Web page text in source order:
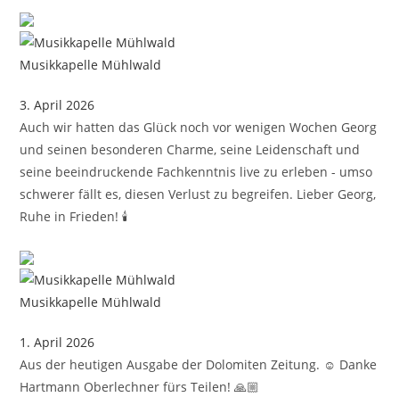
Musikkapelle Mühlwald
3. April 2026
Auch wir hatten das Glück noch vor wenigen Wochen Georg
und seinen besonderen Charme, seine Leidenschaft und
seine beeindruckende Fachkenntnis live zu erleben - umso
schwerer fällt es, diesen Verlust zu begreifen. Lieber Georg,
Ruhe in Frieden! 🕯️
Musikkapelle Mühlwald
1. April 2026
Aus der heutigen Ausgabe der Dolomiten Zeitung. ☺️ Danke
Hartmann Oberlechner fürs Teilen! 🙏🏼